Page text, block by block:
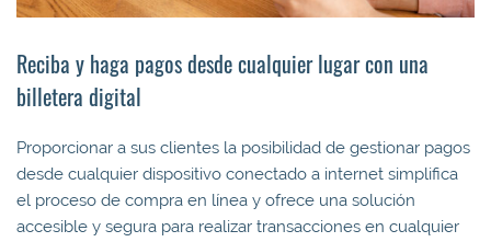
Reciba y haga pagos desde cualquier lugar con una
billetera digital
Proporcionar a sus clientes la posibilidad de gestionar pagos
desde cualquier dispositivo conectado a internet simplifica
el proceso de compra en línea y ofrece una solución
accesible y segura para realizar transacciones en cualquier